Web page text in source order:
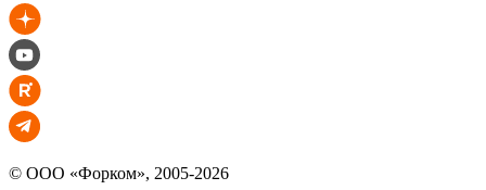
© ООО «Форком», 2005-2026